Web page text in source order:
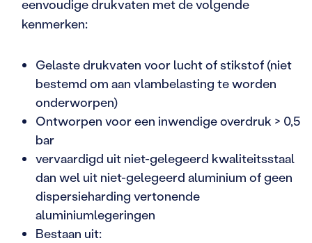
eenvoudige drukvaten met de volgende
kenmerken:
Gelaste drukvaten voor lucht of stikstof (niet
bestemd om aan vlambelasting te worden
onderworpen)
Ontworpen voor een inwendige overdruk > 0,5
bar
vervaardigd uit niet-gelegeerd kwaliteitsstaal
dan wel uit niet-gelegeerd aluminium of geen
dispersieharding vertonende
aluminiumlegeringen
Bestaan uit: